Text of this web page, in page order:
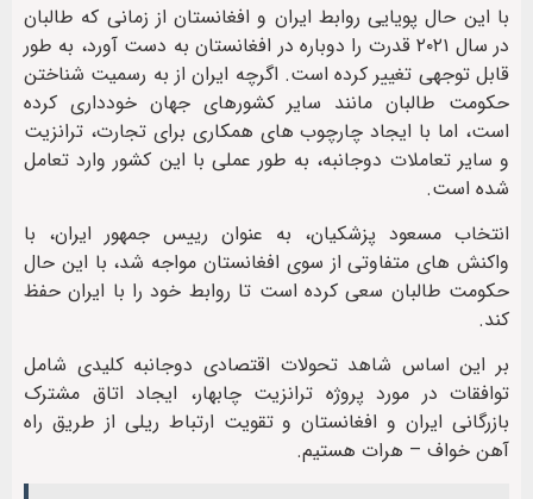
با این حال پویایی روابط ایران و افغانستان از زمانی که طالبان
در سال ۲۰۲۱ قدرت را دوباره در افغانستان به دست آورد، به طور
قابل توجهی تغییر کرده است. اگرچه ایران از به رسمیت شناختن
حکومت طالبان مانند سایر کشورهای جهان خودداری کرده
است، اما با ایجاد چارچوب های همکاری برای تجارت، ترانزیت
و سایر تعاملات دوجانبه، به طور عملی با این کشور وارد تعامل
شده است.
انتخاب مسعود پزشکیان، به عنوان رییس جمهور ایران، با
واکنش های متفاوتی از سوی افغانستان مواجه شد، با این حال
حکومت طالبان سعی کرده است تا روابط خود را با ایران حفظ
کند.
بر این اساس شاهد تحولات اقتصادی دوجانبه کلیدی شامل
توافقات در مورد پروژه ترانزیت چابهار، ایجاد اتاق مشترک
بازرگانی ایران و افغانستان و تقویت ارتباط ریلی از طریق راه
آهن خواف – هرات هستیم.